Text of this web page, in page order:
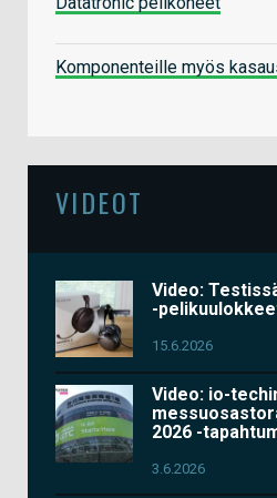
Komponenteille myös
VIDEOT
Video:
-
15.6.2026
Video: io-
2026 -
3.6.2026